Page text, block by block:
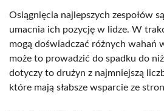
Osiągnięcia najlepszych zespołów
umacnia ich pozycję w lidze. W
mogą doświadczać różnych wahań
może to prowadzić do spadku do
dotyczy to drużyn z najmniejszą
które mają słabsze wsparcie ze